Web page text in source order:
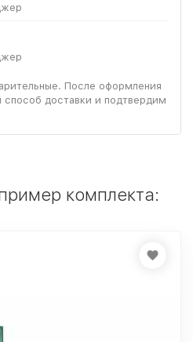
После оформления
способ доставки и подтвердим
комплекта: